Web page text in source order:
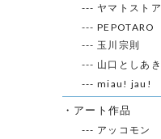
--- ヤマトストア
--- PEPOTARO
--- 玉川宗則
--- 山口としあき
--- miau! jau!
・アート作品
--- アッコモン